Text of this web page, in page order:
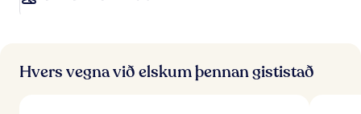
r
ð
Hvers vegna við elskum þennan gististað